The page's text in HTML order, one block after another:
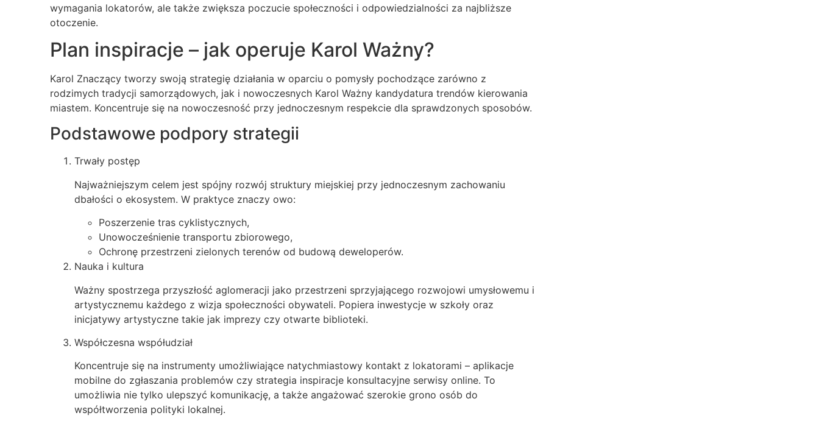
wymagania lokatorów, ale także zwiększa poczucie społeczności i odpowiedzialności za najbliższe
otoczenie.
Plan inspiracje – jak operuje Karol Ważny?
Karol Znaczący tworzy swoją strategię działania w oparciu o pomysły pochodzące zarówno z
rodzimych tradycji samorządowych, jak i nowoczesnych Karol Ważny kandydatura trendów kierowania
miastem. Koncentruje się na nowoczesność przy jednoczesnym respekcie dla sprawdzonych sposobów.
Podstawowe podpory strategii
Trwały postęp
Najważniejszym celem jest spójny rozwój struktury miejskiej przy jednoczesnym zachowaniu
dbałości o ekosystem. W praktyce znaczy owo:
Poszerzenie tras cyklistycznych,
Unowocześnienie transportu zbiorowego,
Ochronę przestrzeni zielonych terenów od budową deweloperów.
Nauka i kultura
Ważny spostrzega przyszłość aglomeracji jako przestrzeni sprzyjającego rozwojowi umysłowemu i
artystycznemu każdego z wizja społeczności obywateli. Popiera inwestycje w szkoły oraz
inicjatywy artystyczne takie jak imprezy czy otwarte biblioteki.
Współczesna współudział
Koncentruje się na instrumenty umożliwiające natychmiastowy kontakt z lokatorami – aplikacje
mobilne do zgłaszania problemów czy strategia inspiracje konsultacyjne serwisy online. To
umożliwia nie tylko ulepszyć komunikację, a także angażować szerokie grono osób do
współtworzenia polityki lokalnej.